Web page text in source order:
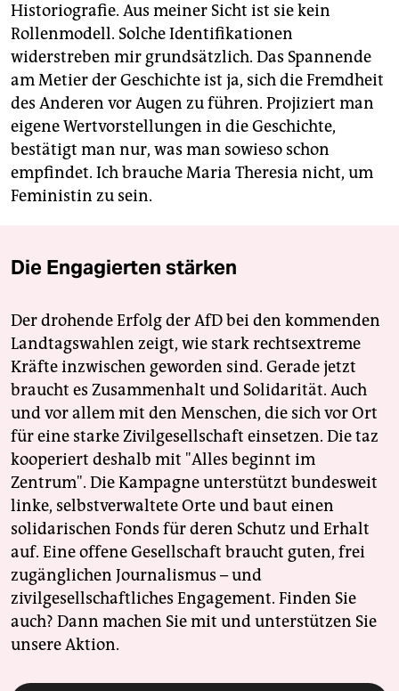
Historiografie. Aus meiner Sicht ist sie kein
Rollenmodell. Solche Identifikationen
widerstreben mir grundsätzlich. Das Spannende
am Metier der Geschichte ist ja, sich die Fremdheit
des Anderen vor Augen zu führen. Projiziert man
eigene Wertvorstellungen in die Geschichte,
bestätigt man nur, was man sowieso schon
empfindet. Ich brauche Maria Theresia nicht, um
Feministin zu sein.
Die Engagierten stärken
Der drohende Erfolg der AfD bei den kommenden
Landtagswahlen zeigt, wie stark rechtsextreme
Kräfte inzwischen geworden sind. Gerade jetzt
braucht es Zusammenhalt und Solidarität. Auch
und vor allem mit den Menschen, die sich vor Ort
für eine starke Zivilgesellschaft einsetzen. Die taz
kooperiert deshalb mit "Alles beginnt im
Zentrum". Die Kampagne unterstützt bundesweit
linke, selbstverwaltete Orte und baut einen
solidarischen Fonds für deren Schutz und Erhalt
auf. Eine offene Gesellschaft braucht guten, frei
zugänglichen Journalismus – und
zivilgesellschaftliches Engagement. Finden Sie
auch? Dann machen Sie mit und unterstützen Sie
unsere Aktion.